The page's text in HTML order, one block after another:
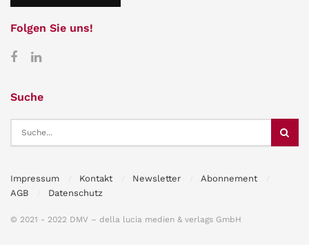
Folgen Sie uns!
Suche
Impressum Kontakt Newsletter
Abonnement
AGB
Datenschutz
© 2021 - 2022 DMV – della lucia medien & verlags GmbH